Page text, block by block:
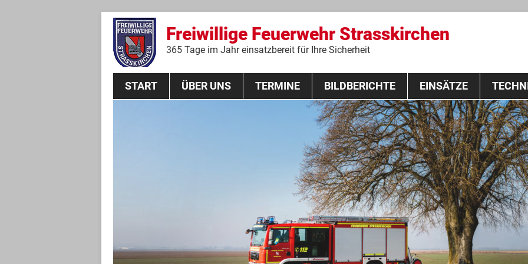
Freiwillige Feuerwehr Strasskirchen
365 Tage im Jahr einsatzbereit für Ihre Sicherheit
Zum
springen
START ÜBER UNS TERMINE
THL Lehrgang 2020
BILDBERICHTE EINSÄTZE
Fahrzeuge
Ausrüstung